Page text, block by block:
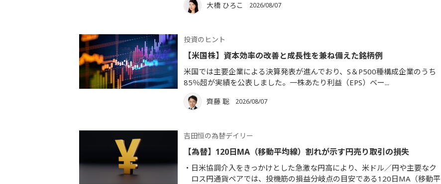
大橋 ひろこ 2026/08/07
投資のヒント
【米国株】資本効率の改善と成長性を兼ね備えた銘柄例
米国では主要企業による決算発表が進んでおり、S＆P500種構成企業のうち
85％超が実績を公表しました。一株あたり利益（EPS）ベー...
齊藤 聡 2026/08/07
吉田恒の為替デイリー
【為替】120日MA（移動平均線）割れが示す円売り取引の損失
日米協調介入をきっかけとした急激な円高により、米ドル／円や主要なク
ロス円通貨ペアでは、投機筋の損益分岐点の目安である120日MA（移動平